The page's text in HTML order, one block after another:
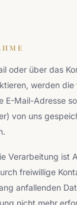
oder über das
werden die
E-Mail-Adresse
von uns
Verarbeitung ist
freiwillige
anfallenden
nicht mehr